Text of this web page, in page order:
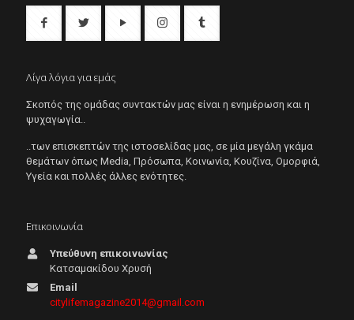
Λίγα λόγια για εμάς
Σκοπός της ομάδας συντακτών μας είναι η ενημέρωση και η
ψυχαγωγία..
..των επισκεπτών της ιστοσελίδας μας, σε μία μεγάλη γκάμα
θεμάτων όπως Μedia, Πρόσωπα, Κοινωνία, Κουζίνα, Ομορφιά,
Υγεία και πολλές άλλες ενότητες.
Επικοινωνία
Υπεύθυνη επικοινωνίας
Κατσαμακίδου Χρυσή
Email
citylifemagazine2014@gmail.com